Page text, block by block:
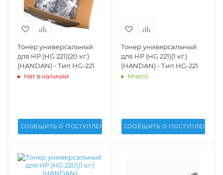
Тонер универсальный
для HP (HG 221)(20 кг.)
(HANDAN) - Тип HG-221
Нет в наличии
СООБЩИТЬ О ПОСТУПЛЕНИИ
Тонер универсальный
для HP (HG 221)(1 кг.)
(HANDAN) - Тип HG-221
Много
СООБЩИТЬ О ПОСТУПЛЕНИИ